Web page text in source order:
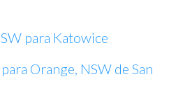
para Katowice
Orange, NSW de San